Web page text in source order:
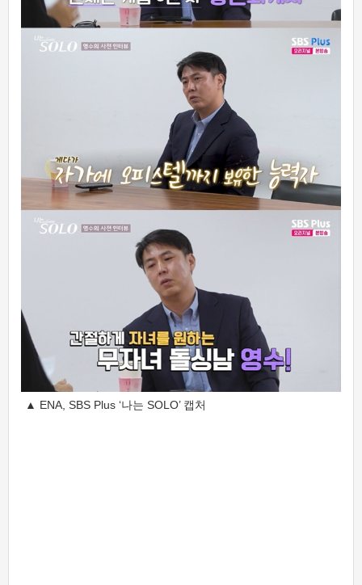
▲ ENA, SBS Plus ‘나는 SOLO’ 캡처